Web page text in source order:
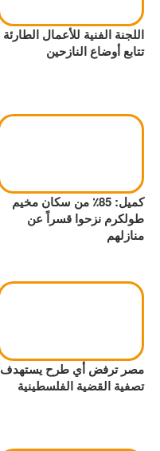
اللجنة الفنية للأعمال الطارئة
تتابع أوضاع النازحين
كميل: 85٪ من سكان مخيم
طولكرم نزحوا قسراً عن
منازلهم
مصر ترفض أي طرح يستهدف
تصفية القضية الفلسطينية